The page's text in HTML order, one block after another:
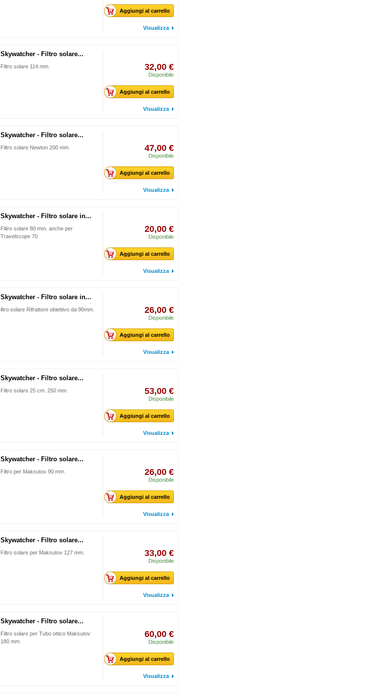
Aggiungi al carrello
Visualizza
Skywatcher - Filtro solare...
Filtro solare 114 mm. 32,00 €
Disponibile
Aggiungi al carrello
Visualizza
Skywatcher - Filtro solare...
Filtro solare Newton 200 mm. 47,00 €
Disponibile
Aggiungi al carrello
Visualizza
Skywatcher - Filtro solare in...
Filtro solare 80 mm. anche per
Travelscope 70
20,00 €
Disponibile
Aggiungi al carrello
Visualizza
Skywatcher - Filtro solare in...
iltro solare Rifrattore obiettivo da 90mm. 26,00 €
Disponibile
Aggiungi al carrello
Visualizza
Skywatcher - Filtro solare...
Filtro solare 25 cm. 250 mm. 53,00 €
Disponibile
Aggiungi al carrello
Visualizza
Skywatcher - Filtro solare...
Filtro per Maksutov 90 mm. 26,00 €
Disponibile
Aggiungi al carrello
Visualizza
Skywatcher - Filtro solare...
Filtro solare per Maksutov 127 mm. 33,00 €
Disponibile
Aggiungi al carrello
Visualizza
Skywatcher - Filtro solare...
Filtro solare per Tubo ottico Maksutov
180 mm.
60,00 €
Disponibile
Aggiungi al carrello
Visualizza